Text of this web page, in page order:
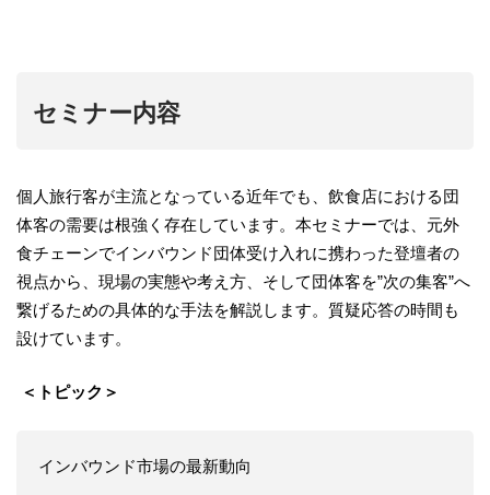
セミナー内容
個人旅行客が主流となっている近年でも、飲食店における団
体客の需要は根強く存在しています。本セミナーでは、元外
食チェーンでインバウンド団体受け入れに携わった登壇者の
視点から、現場の実態や考え方、そして団体客を”次の集客”へ
繋げるための具体的な手法を解説します。質疑応答の時間も
設けています。
＜トピック＞
インバウンド市場の最新動向